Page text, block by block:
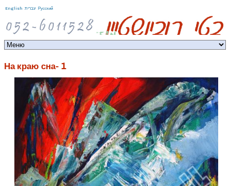
English עברית Русский
На краю сна- 1